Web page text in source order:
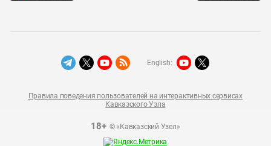
18+© «Кавказский Узел»
Правила поведения пользователей на интерактивных сервисах
Кавказского Узла
English: